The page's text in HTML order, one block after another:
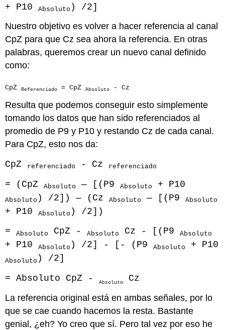
+ P10 Absoluto ) /2]
Nuestro objetivo es volver a hacer referencia al canal
CpZ para que Cz sea ahora la referencia. En otras
palabras, queremos crear un nuevo canal definido
como:
CpZReferenciado = CpZAbsoluto - Cz
Resulta que podemos conseguir esto simplemente
tomando los datos que han sido referenciados al
promedio de P9 y P10 y restando Cz de cada canal.
Para CpZ, esto nos da:
CpZ
referenciado - Cz referenciado
= (CpZ Absoluto — [(P9 Absoluto + P10
Absoluto ) /2]) — (Cz Absoluto — [(P9 Absoluto
+ P10 Absoluto ) /2])
=
Absoluto CpZ - Absoluto Cz - [(P9 Absoluto
+ P10 Absoluto ) /2] - [- (P9 Absoluto + P10
Absoluto ) /2]
= Absoluto CpZ -
Absoluto
Cz
La referencia original está en ambas señales, por lo
que se cae cuando hacemos la resta. Bastante
genial, ¿eh? Yo creo que sí. Pero tal vez por eso he